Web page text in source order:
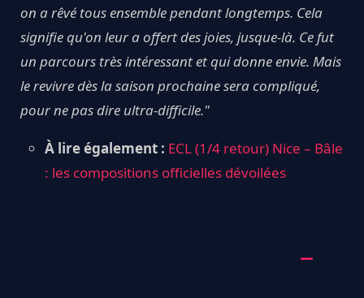
on a rêvé tous ensemble pendant longtemps. Cela
signifie qu'on leur a offert des joies, jusque-là. Ce fut
un parcours très intéressant et qui donne envie. Mais
le revivre dès la saison prochaine sera compliqué,
pour ne pas dire ultra-difficile."
À lire également : ECL (1/4 retour) Nice – Bâle
: les compositions officielles dévoilées